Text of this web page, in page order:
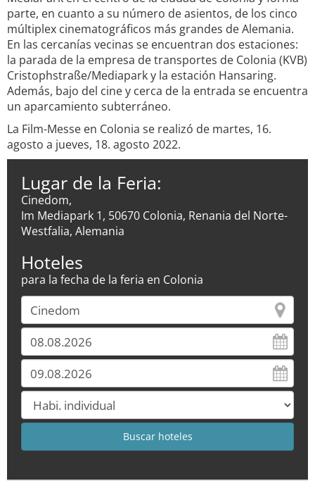
parte, en cuanto a su número de asientos, de los cinco
múltiplex cinematográficos más grandes de Alemania.
En las cercanías vecinas se encuentran dos estaciones:
la parada de la empresa de transportes de Colonia (KVB)
Cristophstraße/Mediapark y la estación Hansaring.
Además, bajo del cine y cerca de la entrada se encuentra
un aparcamiento subterráneo.
La Film-Messe en Colonia se realizó de martes, 16.
agosto a jueves, 18. agosto 2022.
Lugar de la Feria:
Cinedom,
Im Mediapark 1, 50670 Colonia, Renania del Norte-
Westfalia, Alemania
Hoteles
para la fecha de la feria en Colonia